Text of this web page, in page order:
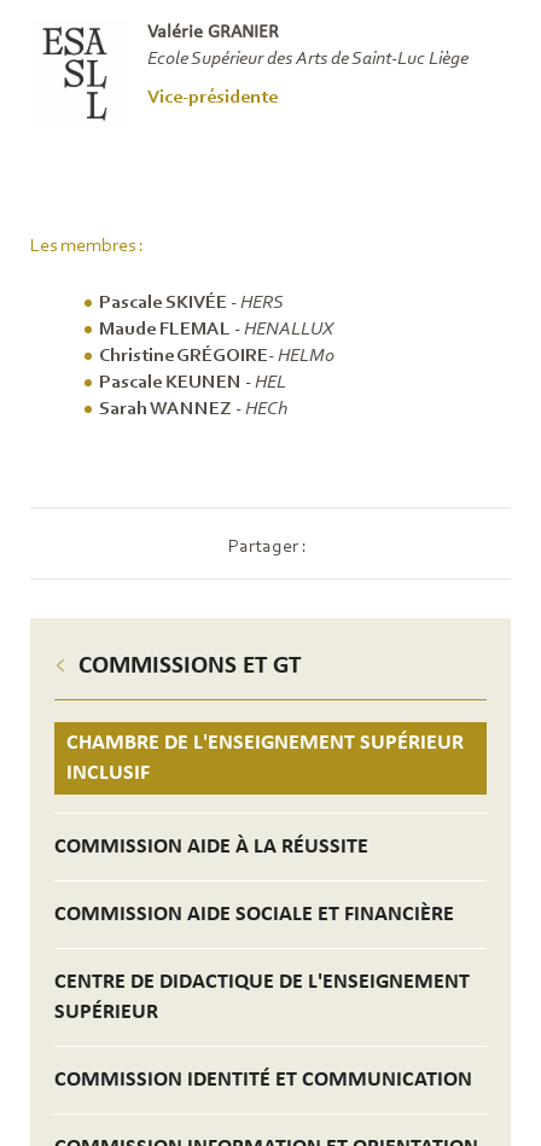
COMMISSIONS ET GT
CHAMBRE DE L'ENSEIGNEMENT SUPÉRIEUR
INCLUSIF
COMMISSION AIDE À LA RÉUSSITE
COMMISSION AIDE SOCIALE ET FINANCIÈRE
CENTRE DE DIDACTIQUE DE L'ENSEIGNEMENT
SUPÉRIEUR
COMMISSION IDENTITÉ ET COMMUNICATION
Valérie GRANIER
Ecole Supérieur des Arts de Saint-Luc Liège
Vice-présidente
Les membres :
Pascale SKIVÉE-HERS
Maude FLEMAL -HENALLUX
Christine GRÉGOIRE-HELMo
Pascale KEUNEN -HEL
Sarah WANNEZ -HECh
Partager :